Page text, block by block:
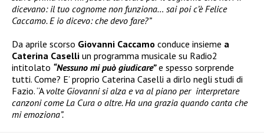
dicevano: il tuo cognome non funziona… sai poi c’è Felice
Caccamo. E io dicevo: che devo fare?”
Da aprile scorso Giovanni Caccamo conduce insieme a
Caterina Caselli un programma musicale su Radio2
intitolato “Nessuno mi può giudicare”e spesso sorprende
tutti. Come? E’ proprio Caterina Caselli a dirlo negli studi di
Fazio. “A volte Giovanni si alza e va al piano per interpretare
canzoni come La Cura o altre. Ha una grazia quando canta che
mi emoziona”.